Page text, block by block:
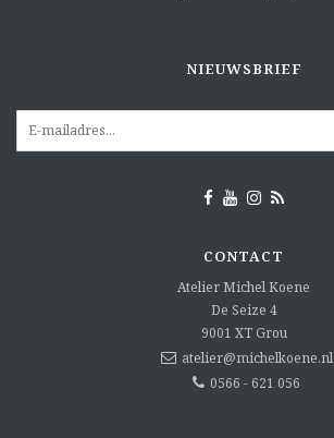
NIEUWSBRIEF
CONTACT
Atelier Michel Koene
De Seize 4
9001 XT Grou
atelier@michelkoene.nl
0566 - 621 056